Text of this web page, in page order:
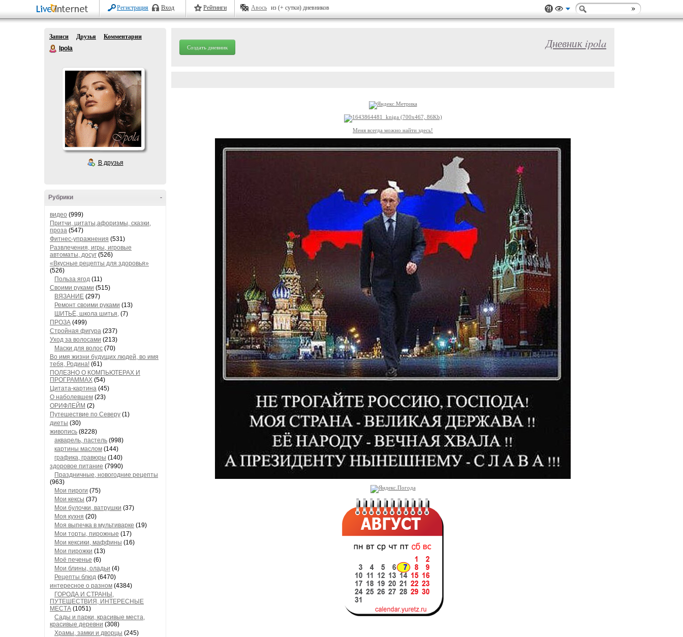
Регистрация Вход Рейтинги Авось из (+ сутки) дневников
Записи Друзья
Комментарии
Ipola
В друзья
-
Рубрики
видео (999)
Притчи, цитаты,афоризмы, сказки,
проза (547)
Фитнес-упражнения (531)
Развлечения, игры, игровые
автоматы, досуг (526)
«Вкусные рецепты для здоровья»
(526)
Польза ягод (11)
Своими руками (515)
ВЯЗАНИЕ (297)
Ремонт своими руками (13)
ШИТЬЁ, школа шитья, (7)
ПРОЗА (499)
Стройная фигура (237)
Уход за волосами (213)
Маски для волос (70)
Во имя жизни будущих людей, во имя
тебя, Родина! (61)
ПОЛЕЗНО О КОМПЬЮТЕРАХ И
ПРОГРАММАХ (54)
Цитата-картина (45)
О наболевшем (23)
ОРИФЛЕЙМ (2)
Путешествие по Северу (1)
диеты (30)
живопись (8228)
акварель, пастель (998)
картины маслом (144)
графика, гравюры (140)
здоровое питание (7990)
Праздничные, новогодние рецепты
(963)
Мои пироги (75)
Мои кексы (37)
Мои булочки, ватрушки (37)
Моя кухня (20)
Моя выпечка в мультиварке (19)
Мои торты, пирожные (17)
Мои кексики, маффины (16)
Мои пирожки (13)
Моё печенье (6)
Мои блины, оладьи (4)
Рецепты блюд (6470)
интересное о разном (4384)
ГОРОДА И СТРАНЫ,
ПУТЕШЕСТВИЯ, ИНТЕРЕСНЫЕ
МЕСТА (1051)
Сады и парки, красивые места,
красивые деревни (308)
Храмы, замки и дворцы (245)
Создать дневник Дневник ipola
Меня всегда можно найти здесь!